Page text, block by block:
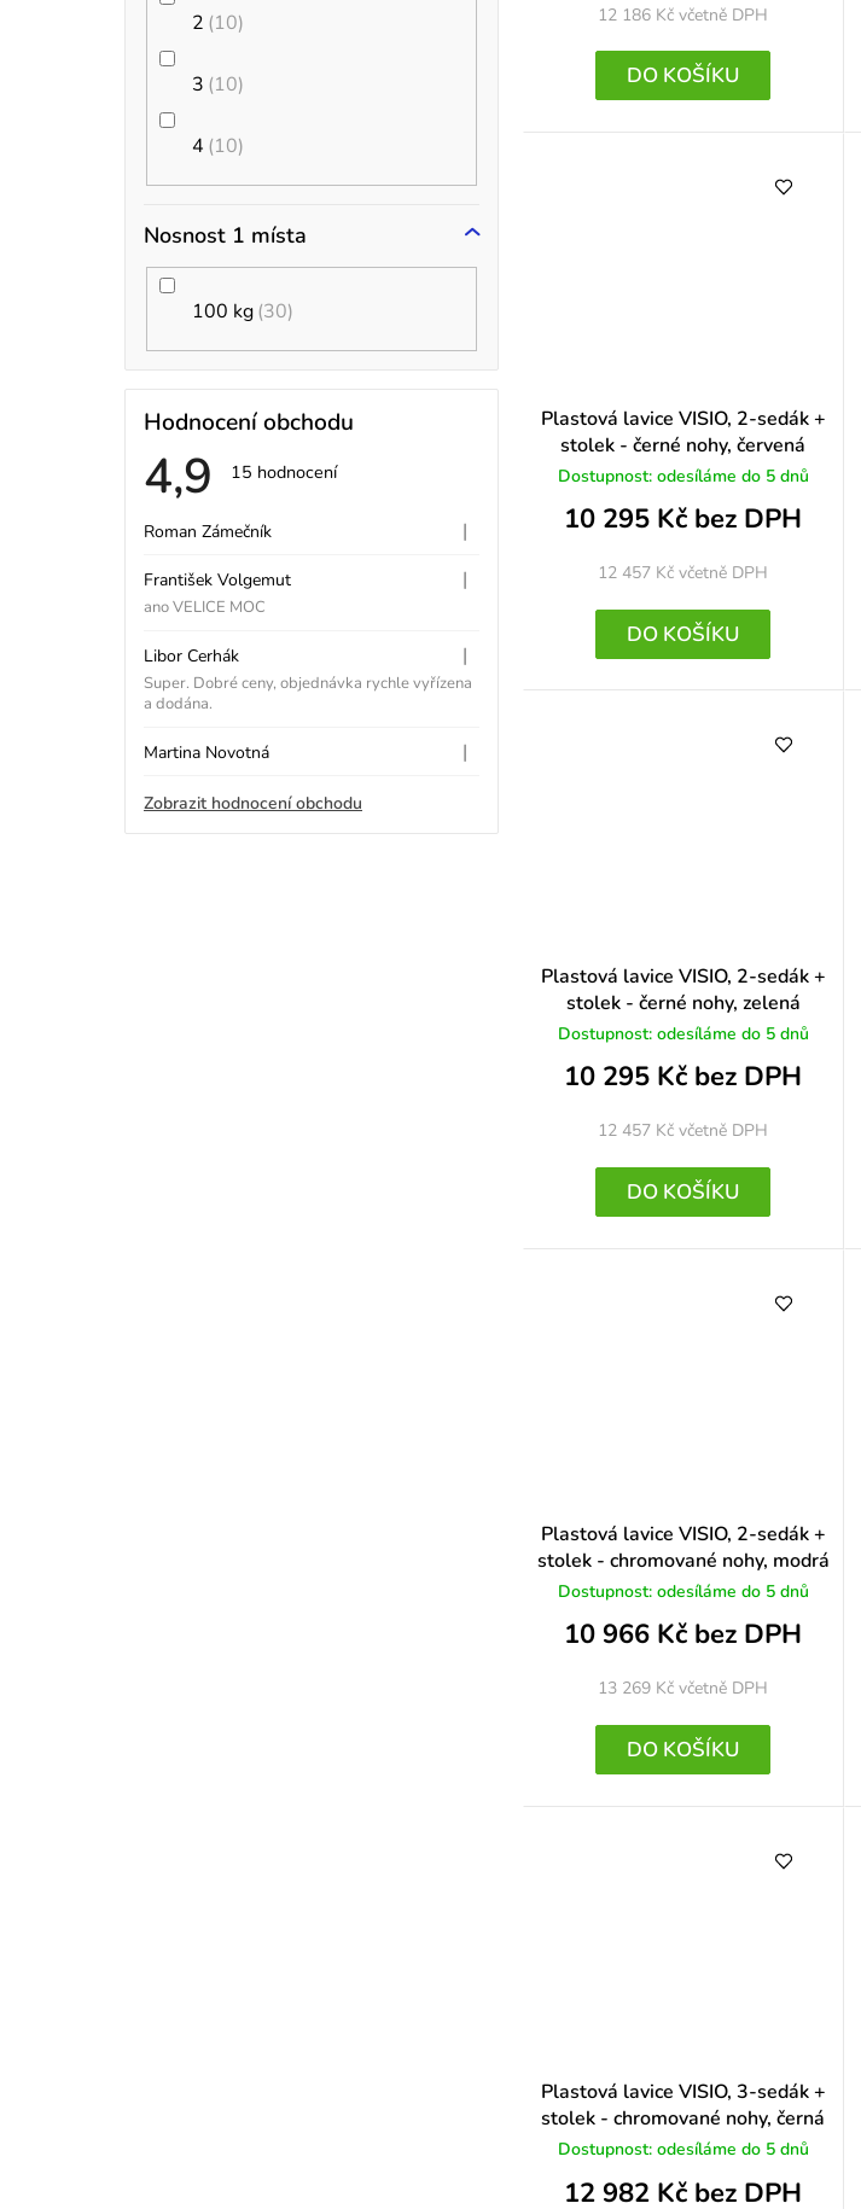
2 10
3 10
4 10
Nosnost 1 místa
100 kg 30
Hodnocení obchodu
4,9 Průměrné
je
5
hvězdiček.
15 hodnocení
V
ý
p
i
s
h
o
Roman Zámečník Hodnocení obchodu je 5 z 5 hvězdiček.
|
František Volgemut Hodnocení obchodu je 5 z 5 hvězdiček.
|
ano VELICE MOC
Libor Cerhák Hodnocení obchodu je 5 z 5 hvězdiček.
|
Super. Dobré ceny, objednávka rychle vyřízena
a dodána.
Martina Novotná Hodnocení obchodu je 5 z 5 hvězdiček.
|
Zobrazit hodnocení obchodu
12 186 Kčvčetně DPH
DO KOŠÍKU
Plastová lavice VISIO, 2-sedák +
stolek - černé nohy, červená
Dostupnost: odesíláme do 5 dnů
10 295 Kč bez DPH
12 457 Kčvčetně DPH
DO KOŠÍKU
Plastová lavice VISIO, 2-sedák +
stolek - černé nohy, zelená
Dostupnost: odesíláme do 5 dnů
10 295 Kč bez DPH
12 457 Kčvčetně DPH
DO KOŠÍKU
Plastová lavice VISIO, 2-sedák +
stolek - chromované nohy, modrá
Dostupnost: odesíláme do 5 dnů
10 966 Kč bez DPH
13 269 Kčvčetně DPH
DO KOŠÍKU
Plastová lavice VISIO, 3-sedák +
stolek - chromované nohy, černá
Dostupnost: odesíláme do 5 dnů
12 982 Kč bez DPH